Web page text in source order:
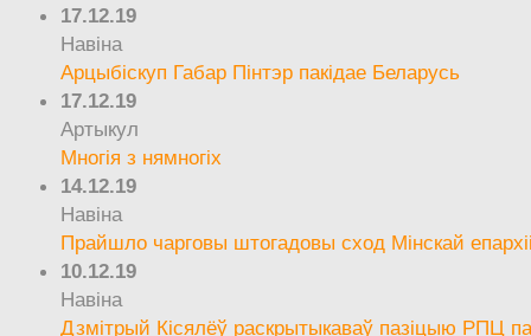
17.12.19
Навіна
Арцыбіскуп Габар Пінтэр пакідае Беларусь
17.12.19
Артыкул
Многія з нямногіх
14.12.19
Навіна
Прайшло чарговы штогадовы сход Мінскай
10.12.19
Навіна
Дзмітрый Кісялёў раскрытыкаваў пазіцыю РПЦ